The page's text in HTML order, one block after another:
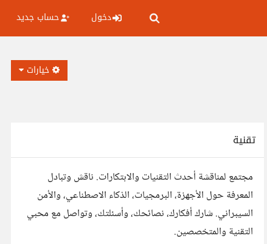
دخول حساب جديد
خيارات
تقنية
مجتمع لمناقشة أحدث التقنيات والابتكارات. ناقش وتبادل
المعرفة حول الأجهزة، البرمجيات، الذكاء الاصطناعي، والأمن
السيبراني. شارك أفكارك، نصائحك، وأسئلتك، وتواصل مع محبي
التقنية والمتخصصين.